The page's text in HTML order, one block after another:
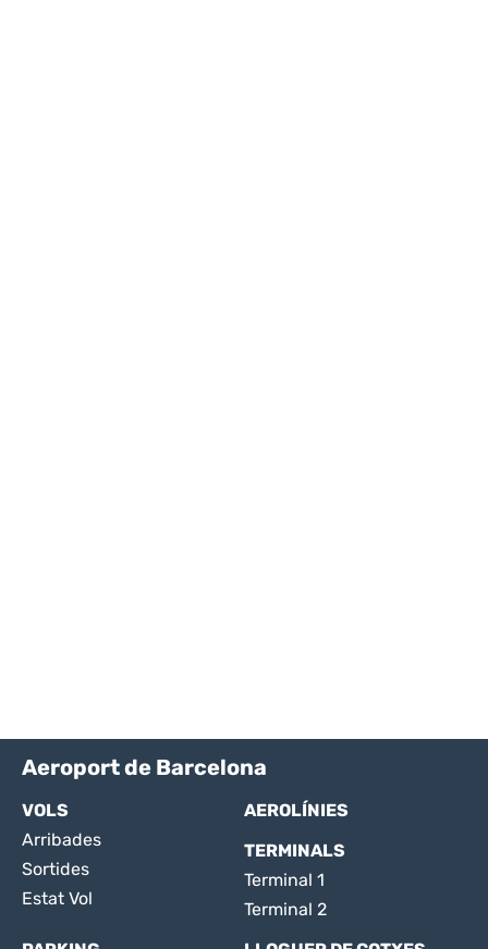
Aeroport de Barcelona
VOLS
Arribades
Sortides
Estat Vol
AEROLÍNIES
TERMINALS
Terminal 1
Terminal 2